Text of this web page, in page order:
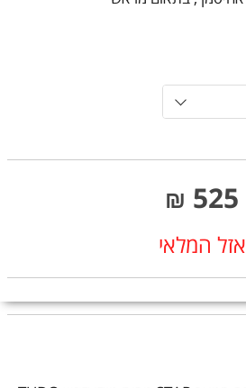
525
₪
אזל המלאי